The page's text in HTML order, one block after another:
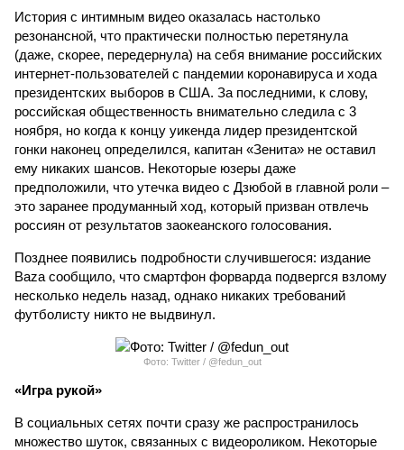
История с интимным видео оказалась настолько
резонансной, что практически полностью перетянула
(даже, скорее, передернула) на себя внимание российских
интернет-пользователей с пандемии коронавируса и хода
президентских выборов в США. За последними, к слову,
российская общественность внимательно следила с 3
ноября, но когда к концу уикенда лидер президентской
гонки наконец определился, капитан «Зенита» не оставил
ему никаких шансов. Некоторые юзеры даже
предположили, что утечка видео с Дзюбой в главной роли –
это заранее продуманный ход, который призван отвлечь
россиян от результатов заокеанского голосования.
Позднее появились подробности случившегося: издание
Baza сообщило, что смартфон форварда подвергся взлому
несколько недель назад, однако никаких требований
футболисту никто не выдвинул.
Фото: Twitter / @fedun_out
«Игра рукой»
В социальных сетях почти сразу же распространилось
множество шуток, связанных с видеороликом. Некоторые